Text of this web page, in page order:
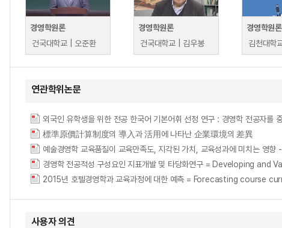
경영학원론
건국대학교 | 오준환
경영학원론
건국대학교 | 김우봉
경영학원론
김천대학
연관학위논문
외국인 유학생을 위한 전공 한국어 기본어휘 선정 연구 : 경영학 전공자를
標準原價計算制度의 導入과 活用에 나타난 企業環境의 差異
경영학 전공적성 구성요인 지표개발 및 타당화연구 = Developing
2015년 호텔경영학과 교육과정에 대한 예측 = Forecasting
사용자 의견